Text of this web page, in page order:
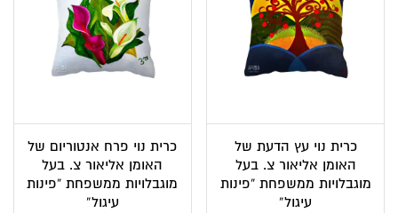
כרית נוי עץ הדעת של
האומן אליאור צ. בעל
מוגבלויות ממשפחת “פינות
עיגול”
כרית נוי פרח אנטוריום של
האומן אליאור צ. בעל
מוגבלויות ממשפחת “פינות
עיגול”